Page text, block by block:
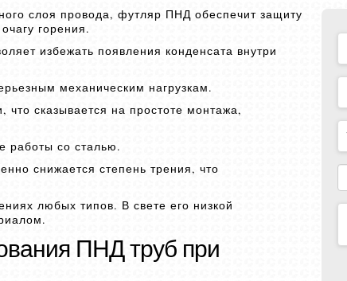
слоя провода, футляр ПНД обеспечит защиту
горения.
избежать появления конденсата внутри
механическим нагрузкам.
сказывается на простоте монтажа,
работы со сталью.
снижается степень трения, что
любых типов. В свете его низкой
ПНД труб при